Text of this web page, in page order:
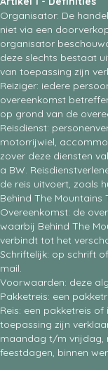
Organisator: De
niet via een
organisator
deze slechts bestaat
van toepassing zijn
Reiziger: iedere
overeenkomst
op grond van de
Reisdienst:
motorrijwiel,
zover deze diensten
a BW.
de reis uitvoert, zoals
Behind The Mountains
Overeenkomst: de
waarbij Behind The
verbindt tot het
Schriftelijk: op schrift
mail.
Voorwaarden: deze
Pakketreis: een
Reis: een pakketreis
toepassing zijn
maandag t/m vrijdag,
feestdagen, binnen